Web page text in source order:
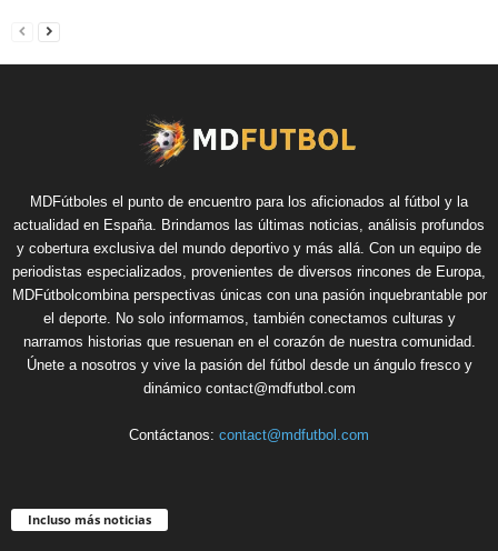
MDFútboles el punto de encuentro para los aficionados al fútbol y la
actualidad en España. Brindamos las últimas noticias, análisis profundos
y cobertura exclusiva del mundo deportivo y más allá. Con un equipo de
periodistas especializados, provenientes de diversos rincones de Europa,
MDFútbolcombina perspectivas únicas con una pasión inquebrantable por
el deporte. No solo informamos, también conectamos culturas y
narramos historias que resuenan en el corazón de nuestra comunidad.
Únete a nosotros y vive la pasión del fútbol desde un ángulo fresco y
dinámico contact@mdfutbol.com
Contáctanos: contact@mdfutbol.com
Incluso más noticias